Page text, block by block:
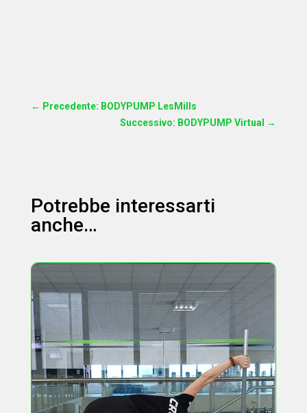
← Precedente: BODYPUMP LesMills
Successivo: BODYPUMP Virtual
→
Potrebbe interessarti
anche…